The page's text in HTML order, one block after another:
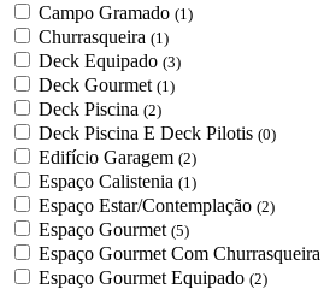
Campo Gramado (1)
Churrasqueira (1)
Deck Equipado (3)
Deck Gourmet (1)
Deck Piscina (2)
Deck Piscina E Deck Pilotis (0)
Edifício Garagem (2)
Espaço Calistenia (1)
Espaço Estar/Contemplação (2)
Espaço Gourmet (5)
Espaço Gourmet Com Churrasqueira
Espaço Gourmet Equipado (2)